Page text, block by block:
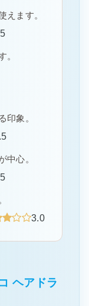
えます。
。
印象。
中心。
3.0
ヘアドラ